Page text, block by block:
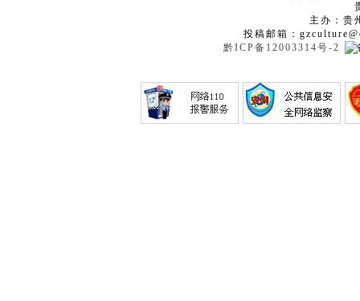
主办：贵
投稿邮箱：
黔ICP备12003314号-2